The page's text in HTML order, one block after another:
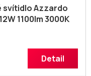
svítidlo Azzardo
1100lm 3000K
Detail